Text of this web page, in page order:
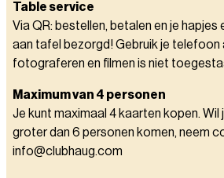
Table service
Via QR: bestellen, betalen en je hapjes
aan tafel bezorgd! Gebruik je telefoon
fotograferen en filmen is niet
Maximum van 4 personen
Je kunt maximaal 4 kaarten kopen. Wil
groter dan 6 personen komen, neem
info@clubhaug.com